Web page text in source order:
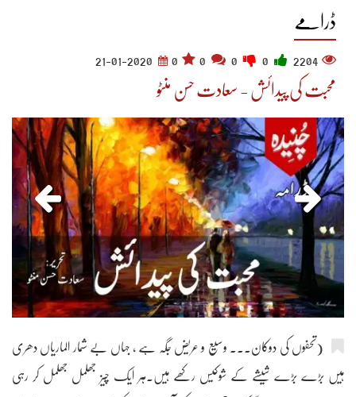
ڈرامے
2204
0
21-01-2020
محبت کی پیدائش - سعادت حسن منٹو
(تحفوں کی دوکان۔۔۔ وسیع و عریض جگہ ہے ، جہاں بے شمار الماریاں دھری
ہیں بڑے بڑے شیشے کے شوکیس رکھے ہیں۔ہر ایک چیز جھلمل جھلمل کر رہی